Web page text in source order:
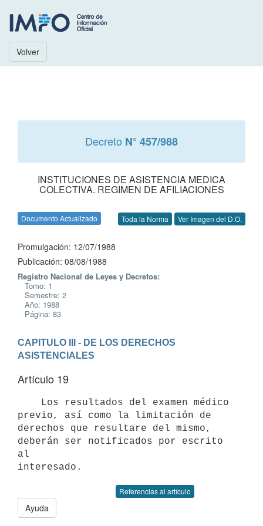
Volver
Decreto N° 457/988
INSTITUCIONES DE ASISTENCIA MEDICA
COLECTIVA. REGIMEN DE AFILIACIONES
Documento Actualizado Toda la Norma Ver Imagen del D.O.
Promulgación: 12/07/1988
Publicación: 08/08/1988
Registro Nacional de Leyes y Decretos:
Tomo: 1
Semestre: 2
Año: 1988
Página: 83
CAPITULO III - DE LOS DERECHOS
ASISTENCIALES
Artículo 19
previo, así como la limitación de
derechos que resultare del mismo,
deberán ser notificados por escrito
al
Referencias al artículo
Ayuda